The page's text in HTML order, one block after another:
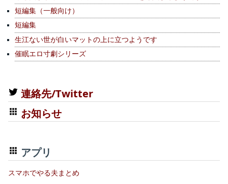
短編集（一般向け）
短編集
生江ない世が白いマットの上に立つようです
催眠エロ寸劇シリーズ
連絡先/Twitter
お知らせ
アプリ
スマホでやる夫まとめ